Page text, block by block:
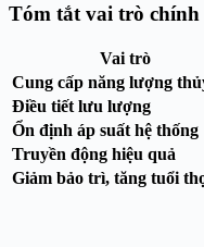
Tóm tắt vai trò chính
Vai trò
Cung cấp năng lượng
Điều tiết lưu lượng
Ổn định áp suất hệ thống
Truyền động hiệu quả
Giảm bảo trì, tăng tuổi